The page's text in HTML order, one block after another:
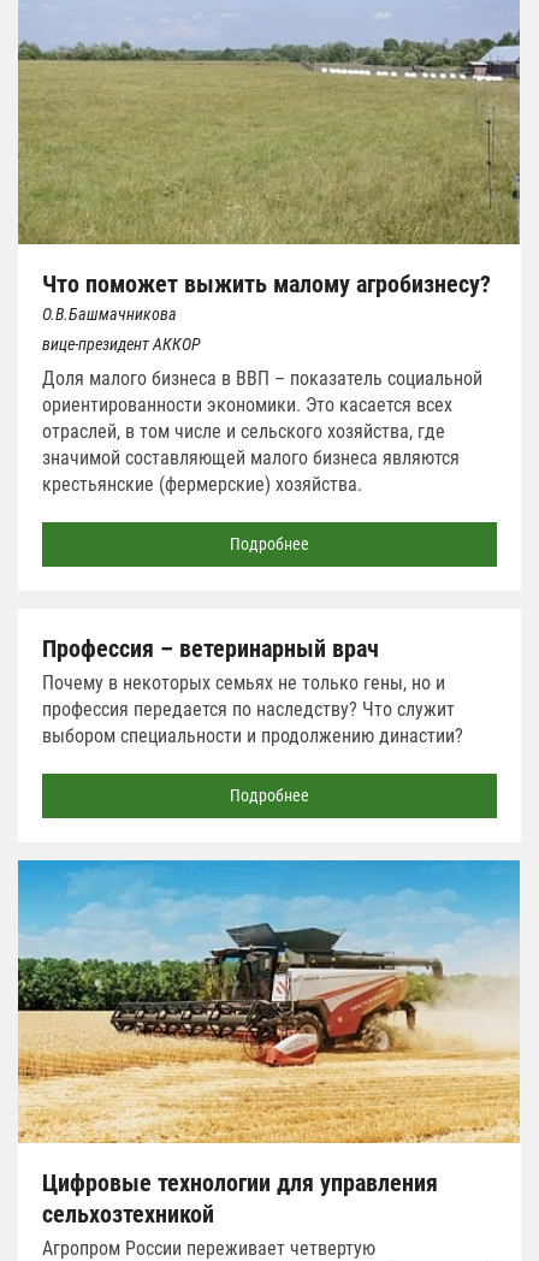
Что поможет выжить малому агробизнесу?
О.В.Башмачникова
вице-президент АККОР
Доля малого бизнеса в ВВП – показатель социальной
ориентированности экономики. Это касается всех
отраслей, в том числе и сельского хозяйства, где
значимой составляющей малого бизнеса являются
крестьянские (фермерские) хозяйства.
Подробнее
Профессия – ветеринарный врач
Почему в некоторых семьях не только гены, но и
профессия передается по наследству? Что служит
выбором специальности и продолжению династии?
Подробнее
Цифровые технологии для управления
сельхозтехникой
Агропром России переживает четвертую